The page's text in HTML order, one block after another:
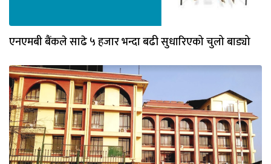
एनएमबी बैंकले साढे ५ हजार भन्दा बढी सुधारिएको चुलो बाड्यो